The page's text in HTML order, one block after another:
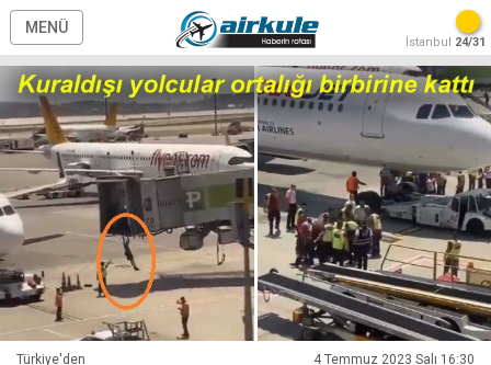
MENÜ
İstanbul 24/31
Türkiye'den 4 Temmuz 2023 Salı 16:30